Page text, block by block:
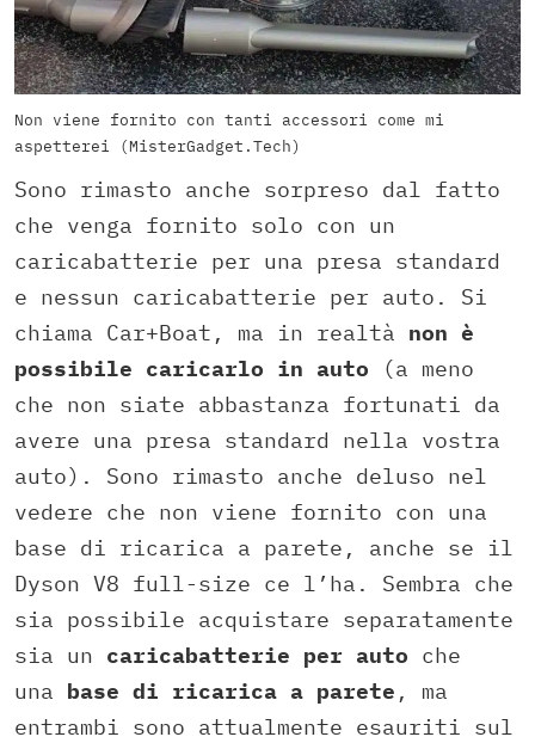
Non viene fornito con tanti accessori come mi
aspetterei (MisterGadget.Tech)
Sono rimasto anche sorpreso dal fatto
che venga fornito solo con un
caricabatterie per una presa standard
e nessun caricabatterie per auto. Si
chiama Car+Boat, ma in realtà non è
possibile caricarlo in auto (a meno
che non siate abbastanza fortunati da
avere una presa standard nella vostra
auto). Sono rimasto anche deluso nel
vedere che non viene fornito con una
base di ricarica a parete, anche se il
Dyson V8 full-size ce l’ha. Sembra che
sia possibile acquistare separatamente
sia un caricabatterie per auto che
una base di ricarica a parete , ma
entrambi sono attualmente esauriti sul